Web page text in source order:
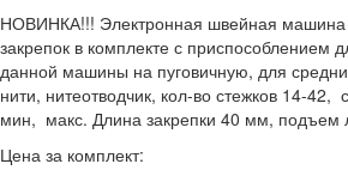
НОВИНКА!!! Электронная швейная машина
закрепок в комплекте с приспособлением
данной машины на пуговичную, для
нити, нитеотводчик, кол-во стежков 14-42,
мин, макс. Длина закрепки 40 мм, подъем
Цена за комплект: